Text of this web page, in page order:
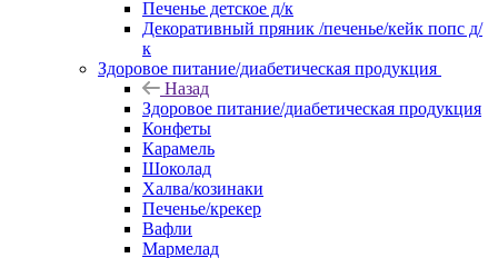
Печенье детское д/к
Декоративный пряник /печенье/кейк попс д/
к
Здоровое питание/диабетическая продукция
Назад
Здоровое питание/диабетическая продукция
Конфеты
Карамель
Шоколад
Халва/козинаки
Печенье/крекер
Вафли
Мармелад